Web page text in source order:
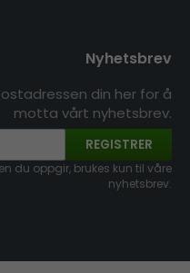
Nyhetsbrev
din her for å
motta vårt nyhetsbrev.
REGISTRER
du oppgir, brukes kun til våre
nyhetsbrev.